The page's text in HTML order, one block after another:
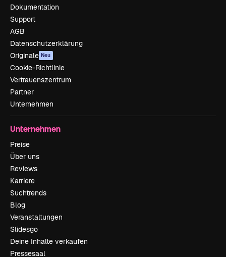
Dokumentation
Support
AGB
Datenschutzerklärung
Originale Neu
Cookie-Richtlinie
Vertrauenszentrum
Partner
Unternehmen
Unternehmen
Preise
Über uns
Reviews
Karriere
Suchtrends
Blog
Veranstaltungen
Slidesgo
Deine Inhalte verkaufen
Pressesaal